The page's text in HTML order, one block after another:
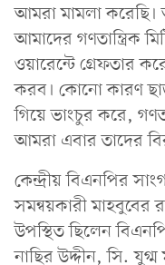
আমরা মামলা করেছি।
আমাদের গণতান্ত্রিক
ওয়ারেন্টে গ্রেফতার
করব। কোনো কারণ
গিয়ে ভাংচুর করে,
আমরা এবার তাদের
কেন্দ্রীয় বিএনপির
সমন্বয়কারী মাহবুবের
উপস্থিত ছিলেন
নাছির উদ্দীন, সি.